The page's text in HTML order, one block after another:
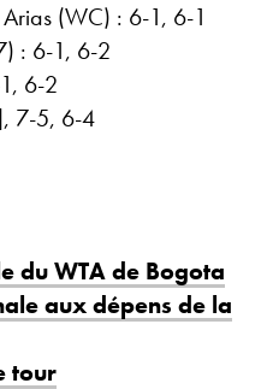
(WC) : 6-1, 6-1
: 6-1, 6-2
6-2
7-5, 6-4
du WTA de Bogota
aux dépens de la
tour